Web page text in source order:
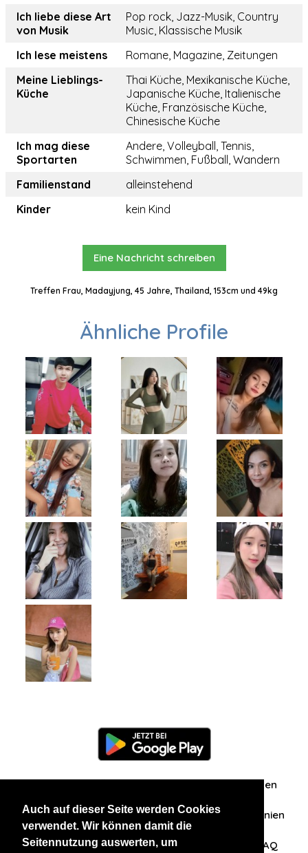
Auch auf dieser Seite werden Cookies
verwendet. Wir können damit die
Seitennutzung auswerten, um
Ich liebe diese Art
von Musik
Pop rock, Jazz-Musik, Country
Music, Klassische Musik
Ich lese meistens
Romane, Magazine, Zeitungen
Meine Lieblings-
Küche
Thai Küche, Mexikanische Küche,
Japanische Küche, Italienische
Küche, Französische Küche,
Chinesische Küche
Ich mag diese
Sportarten
Andere, Volleyball, Tennis,
Schwimmen, Fußball, Wandern
Familienstand
alleinstehend
Kinder
kein Kind
Eine Nachricht schreiben
Treffen Frau, Madayjung, 45 Jahre, Thailand, 153cm und 49kg
Ähnliche Profile
Zuschriften/Erfahrungen
Datenschutzerklärung AGB Datenschutzrichtlinien
Nehmen Sie Kontakt mit uns auf FAQ